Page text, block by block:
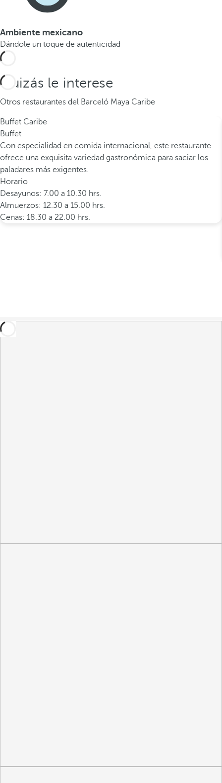
Ambiente mexicano
Dándole un toque de autenticidad
Quizás le interese
Otros restaurantes del Barceló Maya Caribe
Buffet Caribe
Buffet
Con especialidad en comida internacional, este restaurante
ofrece una exquisita variedad gastronómica para saciar los
paladares más exigentes.
Horario
Desayunos: 7.00 a 10.30 hrs.
Almuerzos: 12.30 a 15.00 hrs.
Cenas: 18.30 a 22.00 hrs.